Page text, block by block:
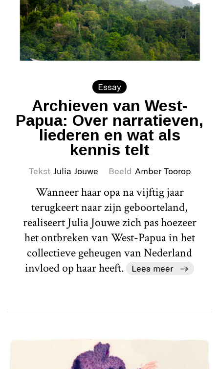
Essay
Archieven van West-
Papua: Over narratieven,
liederen en wat als
kennis telt
Tekst Julia Jouwe Beeld Amber Toorop
Wanneer haar opa na vijftig jaar
terugkeert naar zijn geboorteland,
realiseert Julia Jouwe zich pas hoezeer
het ontbreken van West-Papua in het
collectieve geheugen van Nederland
invloed op haar heeft.
Lees meer